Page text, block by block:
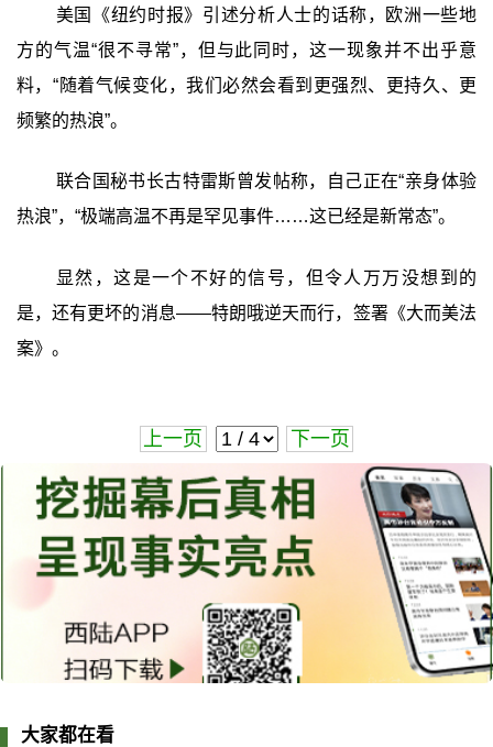
美国《纽约时报》引述分析人士的话称，欧洲一些地
方的气温“很不寻常”，但与此同时，这一现象并不出乎意
料，“随着气候变化，我们必然会看到更强烈、更持久、更
频繁的热浪”。
联合国秘书长古特雷斯曾发帖称，自己正在“亲身体验
热浪”，“极端高温不再是罕见事件……这已经是新常态”。
显然，这是一个不好的信号，但令人万万没想到的
是，还有更坏的消息——特朗哦逆天而行，签署《大而美法
案》。
上一页 下一页
大家都在看